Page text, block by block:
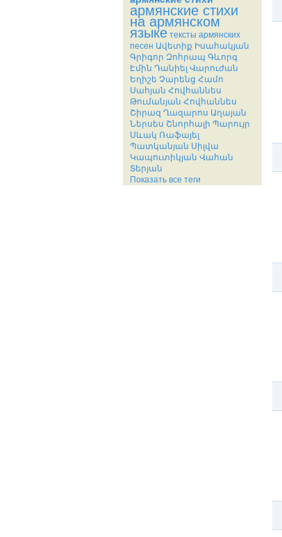
армянские стихи
на армянском
языке тексты армянских
песен Ավետիք Իսահակյան
Գրիգոր Զոհրապ Գևորգ
Էմին Դանիել Վարուժան
Եղիշե Չարենց Համո
Սահյան Հովհաննես
Թումանյան Հովհաննես
Շիրազ Ղազարոս Աղայան
Ներսես Շնորհալի Պարույր
Սևակ Ռաֆայել
Պատկանյան Սիլվա
Կապուտիկյան Վահան
Տերյան
Показать все теги